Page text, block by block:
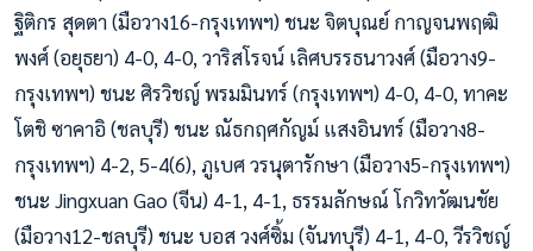
ฐิติกร สุดตา (มือวาง16-กรุงเทพฯ) ชนะ จิตบุณย์ กาญจนพฤฒิ
พงศ์ (อยุธยา) 4-0, 4-0, วาริสโรจน์ เลิศบรรธนาวงศ์ (มือวาง9-
กรุงเทพฯ) ชนะ ศิรวิชญ์ พรมมินทร์ (กรุงเทพฯ) 4-0, 4-0, ทาคะ
โตชิ ซาคาอิ (ชลบุรี) ชนะ ณัธกฤศกัญม์ แสงอินทร์ (มือวาง8-
กรุงเทพฯ) 4-2, 5-4(6), ภูเบศ วรนุตารักษา (มือวาง5-กรุงเทพฯ)
ชนะ Jingxuan Gao (จีน) 4-1, 4-1, ธรรมลักษณ์ โกวิทวัฒนชัย
(มือวาง12-ชลบุรี) ชนะ บอส วงศ์ซิ้ม (จันทบุรี) 4-1, 4-0, วีรวิชญ์